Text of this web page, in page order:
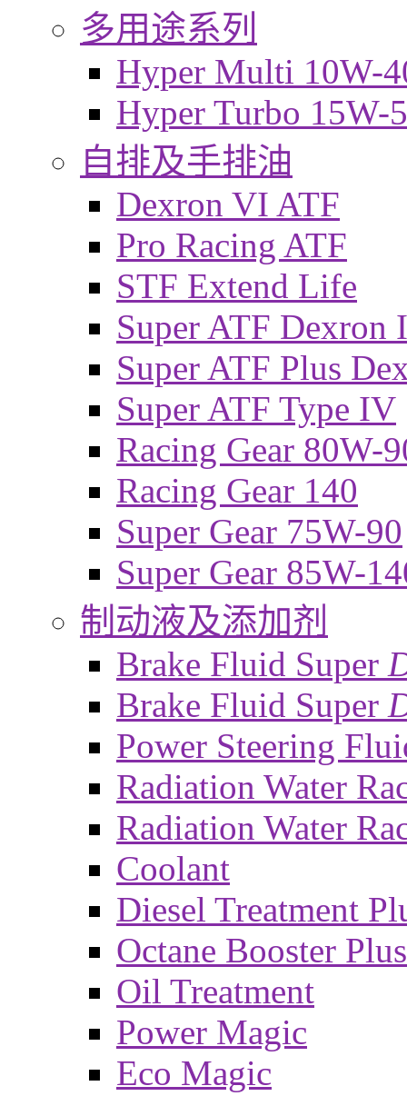
多用途系列
Hyper Multi 10W-
Hyper Turbo 15W-
自排及手排油
Dexron VI ATF
Pro Racing ATF
STF Extend Life
Super ATF Dexron
Super ATF Plus
Super ATF Type IV
Racing Gear 80W-
Racing Gear 140
Super Gear 75W-90
Super Gear 85W-
制动液及添加剂
Brake Fluid Super
Brake Fluid Super
Power Steering
Radiation Water
Radiation Water
Coolant
Diesel Treatment
Octane Booster Plus
Oil Treatment
Power Magic
Eco Magic